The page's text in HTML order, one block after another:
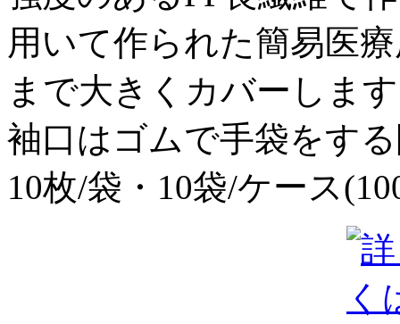
用いて作られた簡易医
まで大きくカバーしま
袖口はゴムで手袋をす
10枚/袋・10袋/ケース